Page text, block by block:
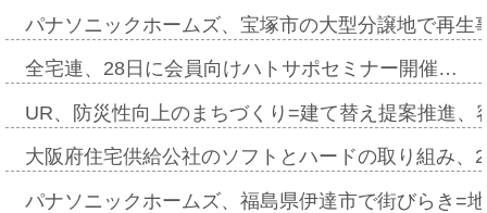
パナソニックホームズ、宝塚市の大型分譲地で再
全宅連、28日に会員向けハトサポセミナー開催…
UR、防災性向上のまちづくり=建て替え提案推進
大阪府住宅供給公社のソフトとハードの取り組み
パナソニックホームズ、福島県伊達市で街びらき=